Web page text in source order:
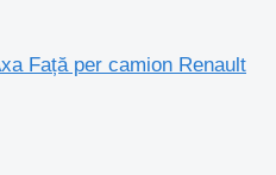
Față per camion Renault